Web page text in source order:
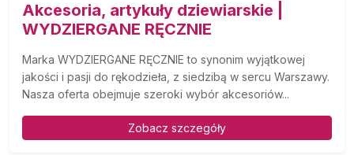
Akcesoria, artykuły dziewiarskie |
WYDZIERGANE RĘCZNIE
Marka WYDZIERGANE RĘCZNIE to synonim wyjątkowej
jakości i pasji do rękodzieła, z siedzibą w sercu Warszawy.
Nasza oferta obejmuje szeroki wybór akcesoriów...
Zobacz szczegóły